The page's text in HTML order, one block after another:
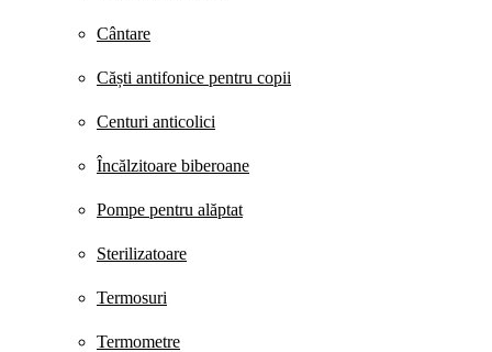
Cântare
Căști antifonice pentru copii
Centuri anticolici
Încălzitoare biberoane
Pompe pentru alăptat
Sterilizatoare
Termosuri
Termometre